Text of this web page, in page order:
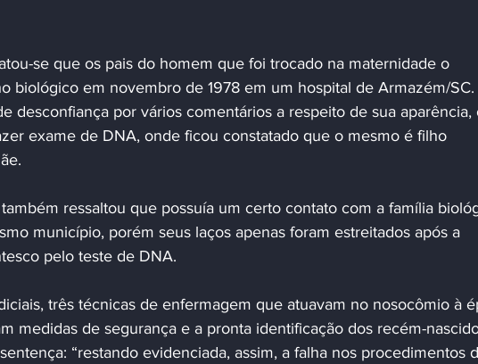
biológico em novembro de 1978 em um hospital de Armazém/SC.
desconfiança por vários comentários a respeito de sua aparência,
exame de DNA, onde ficou constatado que o mesmo é filho
município, porém seus laços apenas foram estreitados após a
pelo teste de DNA.
três técnicas de enfermagem que atuavam no nosocômio à
medidas de segurança e a pronta identificação dos recém-
“restando evidenciada, assim, a falha nos procedimentos